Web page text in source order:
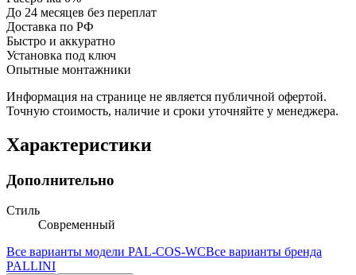
До 24 месяцев без переплат
Доставка по РФ
Быстро и аккуратно
Установка под ключ
Опытные монтажники
Информация на странице не является публичной офертой.
Точную стоимость, наличие и сроки уточняйте у менеджера.
Характеристики
Дополнительно
Стиль
Современный
Все варианты модели PAL-COS-WCВсе варианты бренда
PALLINI